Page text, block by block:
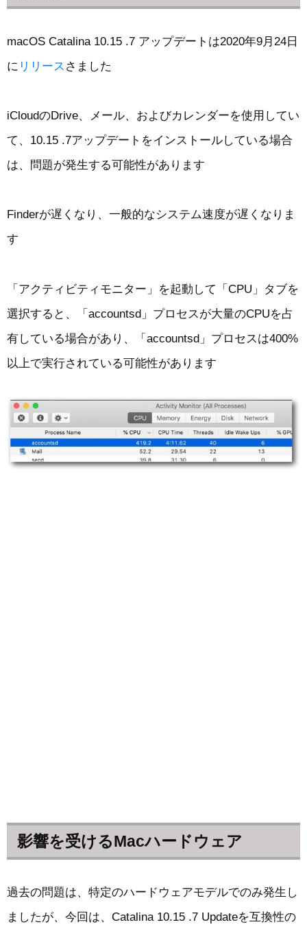
macOS Catalina 10.15 .7 アップデートは2020年9月24日
に リリース さました
iCloudのDrive、メール、およびカレンダーを使用してい
て、10.15 .7アップデートをインストールしている場合
は、問題が発生する可能性があります
Finderが遅くなり、一般的なシステム速度が遅くなりま
す
「アクティビティモニター」を起動して「CPU」タブを
選択すると、「accountsd」プロセスが大量のCPUを占
有している場合があり、「accountsd」プロセスは400%
以上で実行されている可能性があります
影響を受けるMacハードウェア
過去の問題は、特定のハードウェアモデルでのみ発生し
ましたが、今回は、Catalina 10.15 .7 Updateを互換性の